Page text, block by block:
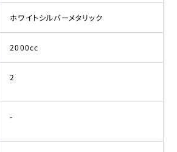
ホワイトシルバーメタリック
2000cc
2
-